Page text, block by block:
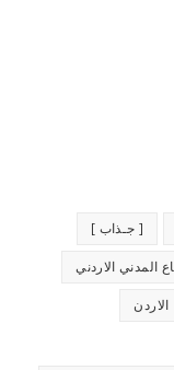
[ جـذاب ]
المدني الاردني
الاردن